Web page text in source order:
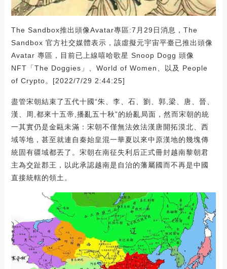
The Sandbox推出頭像Avatar專區:7月29日消息，The
Sandbox 官方社交媒體表示，該虛擬元宇宙平臺已推出頭像
Avatar 專區，目前已上線嘻哈歌星 Snoop Dogg 頭像
NFT「The Doggies」、World of Women、以及 People
of Crypto。[2022/7/29 2:44:25]
盡管宋朝結束了五代十國“朱、李、石、劉、郭,梁、唐、晉、
漢、周,都來十五帝,播亂五十秋”的紛亂局面，然而宋朝的統
一其實仍是金甌未滿：宋朝不僅無法效法漢唐開拓漠北、西
域等地，甚至就連自秦始皇混一華夏以來中原漢地的幾塊傳
統固有疆域都丟了。宋朝在南征失利后正式冊封越南黎朝君
主為交趾郡王，以此承認越南是自治的藩屬國而不再是中國
直接統轄的領土。